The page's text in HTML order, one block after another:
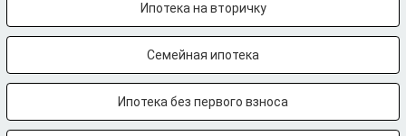
Ипотека на вторичку
Семейная ипотека
Ипотека без первого взноса